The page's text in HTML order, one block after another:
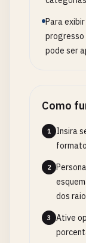
Para
progresso
pode ser
Como
1
Insira
2
dos
3
Ative